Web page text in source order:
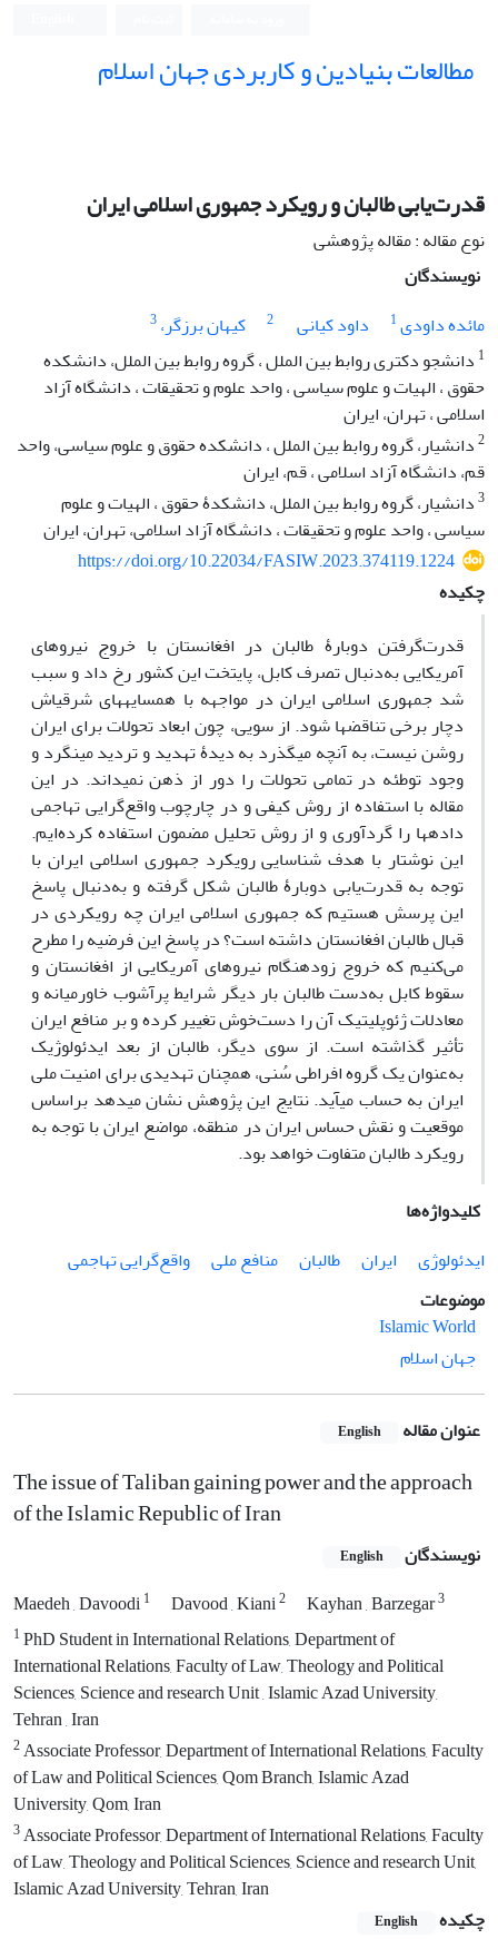
مطالعات بنیادین و کاربردی جهان اسلام
قدرت‌یابی طالبان و رویکرد جمهوری اسلامی ایران
نوع مقاله : مقاله پژوهشی
نویسندگان
مائده داودی1 داود کیانی 2 کیهان برزگر،3
1 دانشجو دکتری روابط بین الملل ، گروه روابط بین الملل، دانشکده
حقوق ، الهیات و علوم سیاسی ، واحد علوم و تحقیقات ، دانشگاه آزاد
اسلامی ، تهران، ایران
2دانشیار، گروه روابط بین الملل ، دانشکده حقوق و علوم سیاسی، واحد
قم، دانشگاه آزاد اسلامی ، قم، ایران
3دانشیار، گروه روابط بین الملل، دانشکدۀ حقوق ، الهیات و علوم
سیاسی ، واحد علوم و تحقیقات ، دانشگاه آزاد اسلامی، تهران، ایران
https://doi.org/10.22034/FASIW.2023.374119.1224
چکیده
قدرت‌گرفتن دوبارۀ طالبان در افغانستان با خروج نیروهای
آمریکایی به‌دنبال تصرف کابل، پایتخت این کشور رخ داد و سبب
شد جمهوری اسلامی ایران در مواجهه با همسایه‎های شرقی‎اش
دچار برخی تناقض‎ها شود. از سویی، چون ابعاد تحولات برای ایران
روشن نیست، به آنچه می‎گذرد به دیدۀ تهدید و تردید می‎نگرد و
وجود توطئه در تمامی تحولات را دور از ذهن نمی‎داند. در این
مقاله با استفاده از روش کیفی و در چارچوب واقع‌گرایی تهاجمی
داده‎ها را گردآوری و از روش تحلیل مضمون استفاده کرده‌ایم.
این نوشتار با هدف شناسایی رویکرد جمهوری اسلامی ایران با
توجه به قدرت‌یابی دوبارۀ طالبان شکل گرفته و به‌دنبال پاسخ
این پرسش هستیم که جمهوری اسلامی ایران چه رویکردی در
قبال طالبان افغانستان داشته است؟ در پاسخ این فرضیه را مطرح
می‌کنیم که خروج زودهنگام نیروهای آمریکایی از افغانستان و
سقوط کابل به‌دست طالبان بار دیگر شرایط پرآشوب خاورمیانه و
معادلات ژئوپلیتیک آن را دست‌خوش تغییر کرده و بر منافع ایران
تأثیر‎ گذاشته است. از سوی دیگر، طالبان از بعد ایدئولوژیک
به‌عنوان یک گروه افراطی سُنی، همچنان تهدیدی برای امنیت ملی
ایران به حساب می‎آید‎. نتایج این پژوهش نشان می‎دهد براساس
موقعیت و نقش حساس ایران در منطقه، مواضع ایران با توجه به
رویکرد طالبان متفاوت خواهد بود.
کلیدواژه‌ها
ایدئولوژی
ایران طالبان منافع ملی
واقع‌گرایی تهاجمی
موضوعات
Islamic World
جهان اسلام
عنوان مقاله English
The issue of Taliban gaining power and the approach
of the Islamic Republic of Iran
نویسندگان English
Maedeh , Davoodi1 Davood , Kiani2 Kayhan , Barzegar3
1PhD Student in International Relations, Department of
International Relations, Faculty of Law, Theology and Political
Sciences, Science and research Unit , Islamic Azad University,
Tehran , Iran
2Associate Professor, Department of International Relations, Faculty
of Law and Political Sciences, Qom Branch, Islamic Azad
University, Qom, Iran
3Associate Professor, Department of International Relations, Faculty
of Law, Theology and Political Sciences, Science and research Unit,
Islamic Azad University, Tehran, Iran
چکیده
English